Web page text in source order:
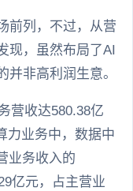
前列，不过，从营
现，虽然布局了AI
非高利润生意。
营收达580.38亿
力业务中，数据中
业务收入的
亿元，占主营业